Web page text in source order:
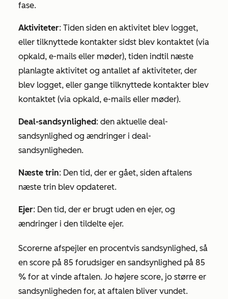
fase.
Aktiviteter: Tiden siden en aktivitet blev logget,
eller tilknyttede kontakter sidst blev kontaktet (via
opkald, e-mails eller møder), tiden indtil næste
planlagte aktivitet og antallet af aktiviteter, der
blev logget, eller gange tilknyttede kontakter blev
kontaktet (via opkald, e-mails eller møder).
Deal-sandsynlighed: den aktuelle deal-
sandsynlighed og ændringer i deal-
sandsynligheden.
Næste trin: Den tid, der er gået, siden aftalens
næste trin blev opdateret.
Ejer: Den tid, der er brugt uden en ejer, og
ændringer i den tildelte ejer.
Scorerne afspejler en procentvis sandsynlighed, så
en score på 85 forudsiger en sandsynlighed på 85
% for at vinde aftalen. Jo højere score, jo større er
sandsynligheden for, at aftalen bliver vundet.